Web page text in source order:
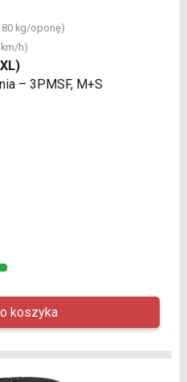
kg/oponę)
h)
– 3PMSF, M+S